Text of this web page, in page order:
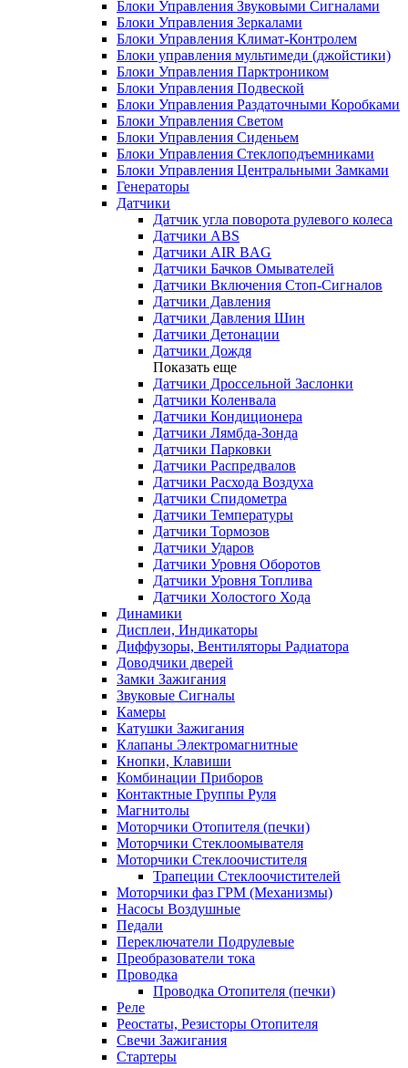
Блоки Управления Звуковыми Сигналами
Блоки Управления Зеркалами
Блоки Управления Климат-Контролем
Блоки управления мультимеди (джойстики)
Блоки Управления Парктроником
Блоки Управления Подвеской
Блоки Управления Раздаточными Коробками
Блоки Управления Светом
Блоки Управления Сиденьем
Блоки Управления Стеклоподъемниками
Блоки Управления Центральными Замками
Генераторы
Датчики
Датчик угла поворота рулевого колеса
Датчики ABS
Датчики AIR BAG
Датчики Бачков Омывателей
Датчики Включения Стоп-Сигналов
Датчики Давления
Датчики Давления Шин
Датчики Детонации
Датчики Дождя
Показать еще
Датчики Дроссельной Заслонки
Датчики Коленвала
Датчики Кондиционера
Датчики Лямбда-Зонда
Датчики Парковки
Датчики Распредвалов
Датчики Расхода Воздуха
Датчики Спидометра
Датчики Температуры
Датчики Тормозов
Датчики Ударов
Датчики Уровня Оборотов
Датчики Уровня Топлива
Датчики Холостого Хода
Динамики
Дисплеи, Индикаторы
Диффузоры, Вентиляторы Радиатора
Доводчики дверей
Замки Зажигания
Звуковые Сигналы
Камеры
Катушки Зажигания
Клапаны Электромагнитные
Кнопки, Клавиши
Комбинации Приборов
Контактные Группы Руля
Магнитолы
Моторчики Отопителя (печки)
Моторчики Стеклоомывателя
Моторчики Стеклоочистителя
Трапеции Стеклоочистителей
Моторчики фаз ГРМ (Механизмы)
Насосы Воздушные
Педали
Переключатели Подрулевые
Преобразователи тока
Проводка
Проводка Отопителя (печки)
Реле
Реостаты, Резисторы Отопителя
Свечи Зажигания
Стартеры